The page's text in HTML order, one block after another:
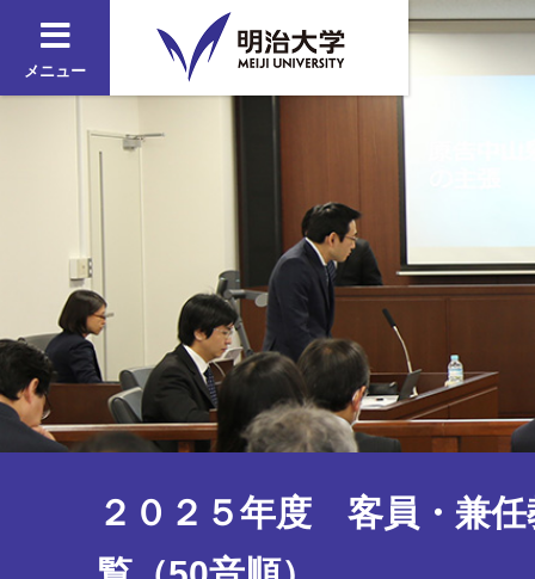
メニュー
２０２５年度 客員・兼任